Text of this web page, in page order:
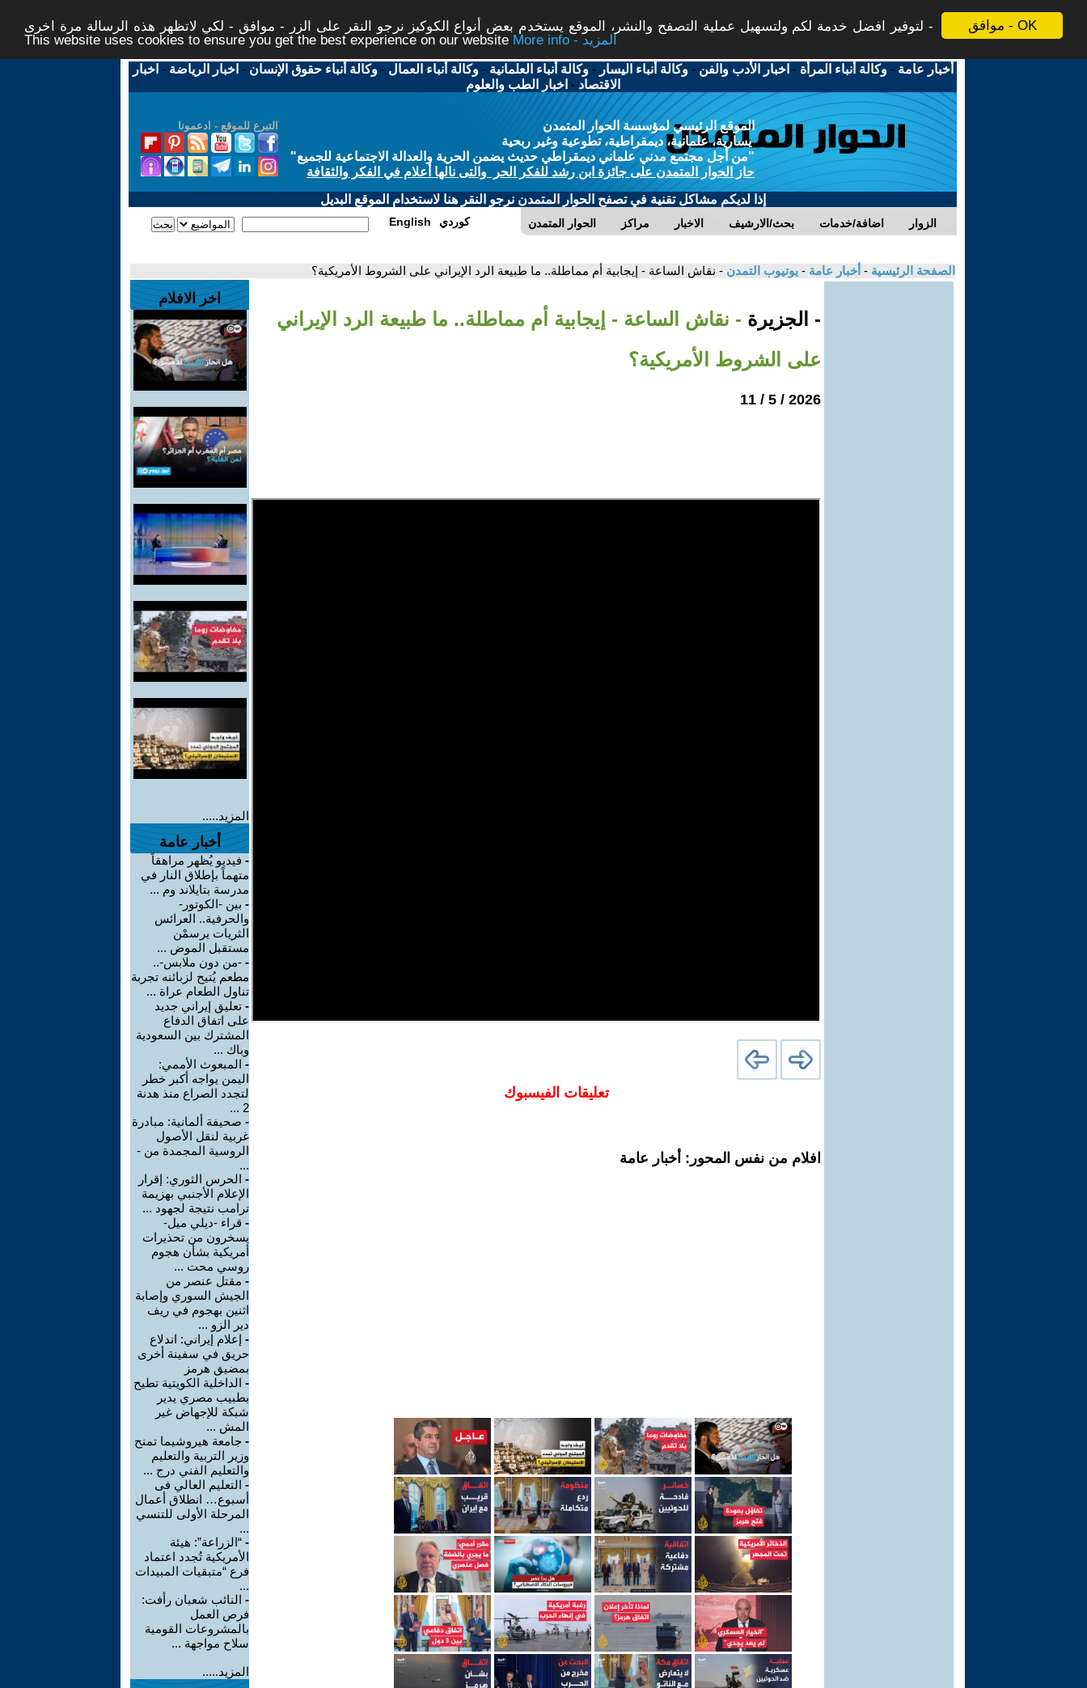
موافق - OK
لتوفير افضل خدمة لكم ولتسهيل عملية التصفح والنشر، الموقع يستخدم بعض أنواع الكوكيز نرجو النقر على الزر - موافق - لكي لاتظهر هذه الرسالة مرة اخرى -
This website uses cookies to ensure you get the best experience on our website
More info - المزيد
أخبار عامة -وكالة أنباء المرأة - اخبار الأدب والفن -وكالة أنباء اليسار -وكالة أنباء العلمانية -وكالة أنباء العمال -وكالة أنباء حقوق الإنسان - اخبار الرياضة - اخبار
الاقتصاد - اخبار الطب والعلوم
التبرع للموقع - ادعمونا
الموقع الرئيسي لمؤسسة الحوار المتمدن
يسارية، علمانية، ديمقراطية، تطوعية وغير ربحية
"من أجل مجتمع مدني علماني ديمقراطي حديث يضمن الحرية والعدالة الاجتماعية للجميع"
حاز الحوار المتمدن على جائزة ابن رشد للفكر الحر والتى نالها أعلام في الفكر والثقافة
إذا لديكم مشاكل تقنية في تصفح الحوار المتمدن نرجو النقر هنا لاستخدام الموقع البديل
الحوار المتمدن مراكز الاخبار بحث/الارشيف اضافة/خدمات الزوار English كوردي
الصفحة الرئيسية - أخبار عامة - يوتيوب التمدن - نقاش الساعة - إيجابية أم مماطلة.. ما طبيعة الرد الإيراني على الشروط الأمريكية؟
- الجزيرة - نقاش الساعة - إيجابية أم مماطلة.. ما طبيعة الرد الإيراني
على الشروط الأمريكية؟
2026 / 5 / 11
تعليقات الفيسبوك
افلام من نفس المحور: أخبار عامة
اخر الافلام
المزيد.....
أخبار عامة
- فيديو يُظهر مراهقاً
متهماً بإطلاق النار في
مدرسة بتايلاند وم ...
- بين -الكوتور-
والحرفية.. العرائس
الثريات يرسمْن
مستقبل الموض ...
- -من دون ملابس-..
مطعم يُتيح لزبائنه تجربة
تناول الطعام عراة ...
- تعليق إيراني جديد
على اتفاق الدفاع
المشترك بين السعودية
وباك ...
- المبعوث الأممي:
اليمن يواجه أكبر خطر
لتجدد الصراع منذ هدنة
2 ...
- صحيفة ألمانية: مبادرة
غربية لنقل الأصول
الروسية المجمدة من -
...
- الحرس الثوري: إقرار
الإعلام الأجنبي بهزيمة
ترامب نتيجة لجهود ...
- قراء -ديلي ميل-
يسخرون من تحذيرات
أمريكية بشأن هجوم
روسي محت ...
- مقتل عنصر من
الجيش السوري وإصابة
اثنين بهجوم في ريف
دير الزو ...
- إعلام إيراني: اندلاع
حريق في سفينة أخرى
بمضيق هرمز
- الداخلية الكويتية تطيح
بطبيب مصري يدير
شبكة للإجهاض غير
المش ...
- جامعة هيروشيما تمنح
وزير التربية والتعليم
والتعليم الفني درج ...
- التعليم العالي فى
أسبوع… انطلاق أعمال
المرحلة الأولى للتنسي
...
- “الزراعة”: هيئة
الأمريكية تُجدد اعتماد
فرع “متبقيات المبيدات
...
- النائب شعبان رأفت:
فرص العمل
بالمشروعات القومية
سلاح مواجهة ...
المزيد.....